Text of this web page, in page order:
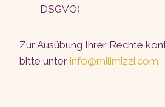
DSGVO)
Zur Ausübung Ihrer Rechte
bitte unter info@milimizzi.com